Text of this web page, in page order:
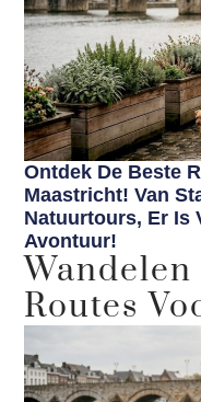
Ontdek De Beste
Maastricht! Van
Natuurtours, Er Is
Avontuur!
Routes